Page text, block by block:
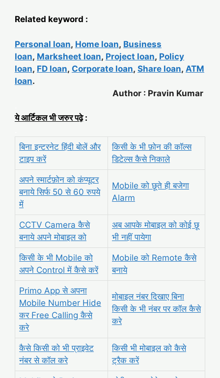
Related keyword :
Personal loan, Home loan, Business
loan, Marksheet loan, Project loan, Policy
loan, FD loan, Corporate loan, Share loan, ATM
loan.
Author : Pravin Kumar
ये आर्टिकल भी जरुर पढ़े:
बिना इन्टरनेट हिंदी बोलें और
टाइप करें
किसी के भी फ़ोन की कॉल्स
डिटेल्स कैसे निकाले
अपने स्मार्टफ़ोन को कंप्यूटर
बनाये सिर्फ 50 से 60 रुपये
में
Mobile को छूते ही बजेगा
Alarm
CCTV Camera कैसे
बनाये अपने मोबाइल को
अब आपकेमोबाइल को कोई छू
भी नहीं पायेगा
किसी के भी Mobile को
अपने Control में कैसे करें
Mobile को Remote कैसे
बनाये
Primo App से अपना
Mobile Number Hide
कर Free Calling कैसे
करे
मोबाइल नंबर दिखाए बिना
किसी के भी नंबर पर कॉल कैसे
करे
कैसे किसी को भी प्राइवेट
नंबर से कॉल करे
किसी भी मोबाइल को कैसे
ट्रैक करें